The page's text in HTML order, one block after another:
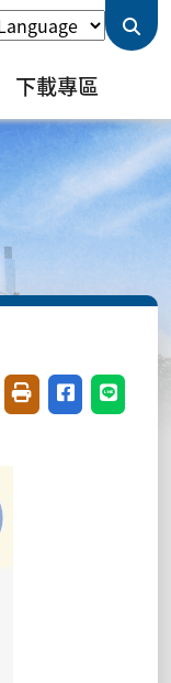
下載專區
友善列印(開新視窗)
分享至臉書(
分享至